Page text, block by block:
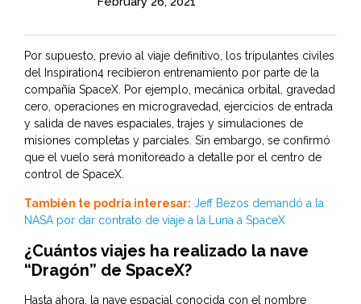
Por supuesto, previo al viaje definitivo, los tripulantes civiles
del Inspiration4 recibieron entrenamiento por parte de la
compañía SpaceX. Por ejemplo, mecánica orbital, gravedad
cero, operaciones en microgravedad, ejercicios de entrada
y salida de naves espaciales, trajes y simulaciones de
misiones completas y parciales. Sin embargo, se confirmó
que el vuelo será monitoreado a detalle por el centro de
control de SpaceX.
También te podría interesar: Jeff Bezos demandó a la
NASA por dar contrato de viaje a la Luna a SpaceX
¿Cuántos viajes ha realizado la nave
“Dragón” de SpaceX?
Hasta ahora, la nave espacial conocida con el nombre